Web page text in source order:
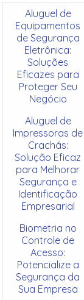
Aluguel de
Equipamentos
de Segurança
Eletrônica:
Soluções
Eficazes para
Proteger Seu
Negócio
Aluguel de
Impressoras de
Crachás:
Solução Eficaz
para Melhorar
Segurança e
Identificação
Empresarial
Biometria no
Controle de
Acesso:
Potencialize a
Segurança da
Sua Empresa